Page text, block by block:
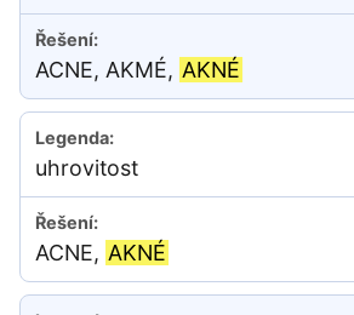
ACNE, AKMÉ, AKNÉ
uhrovitost
ACNE, AKNÉ